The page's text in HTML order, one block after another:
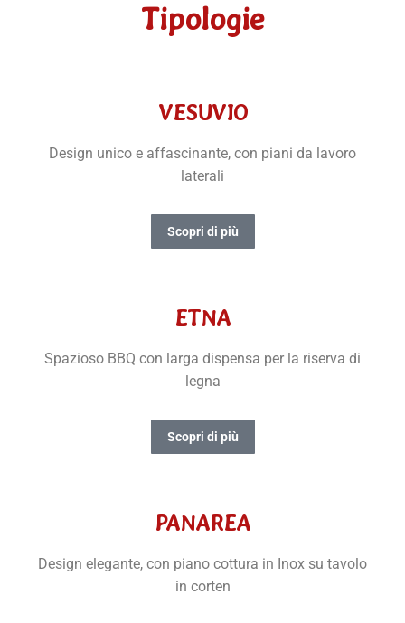
Tipologie
VESUVIO
Design unico e affascinante, con piani da lavoro
laterali
Scopri di più
ETNA
Spazioso BBQ con larga dispensa per la riserva di
legna
Scopri di più
PANAREA
Design elegante, con piano cottura in Inox su tavolo
in corten